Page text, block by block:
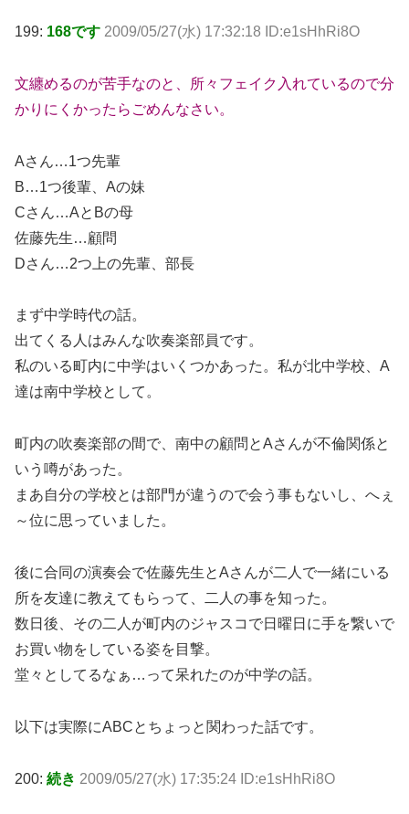
199: 168です 2009/05/27(水) 17:32:18 ID:e1sHhRi8O
文纏めるのが苦手なのと、所々フェイク入れているので分
かりにくかったらごめんなさい。
Aさん…1つ先輩
B…1つ後輩、Aの妹
Cさん…AとBの母
佐藤先生…顧問
Dさん…2つ上の先輩、部長
まず中学時代の話。
出てくる人はみんな吹奏楽部員です。
私のいる町内に中学はいくつかあった。私が北中学校、A
達は南中学校として。
町内の吹奏楽部の間で、南中の顧問とAさんが不倫関係と
いう噂があった。
まあ自分の学校とは部門が違うので会う事もないし、へぇ
～位に思っていました。
後に合同の演奏会で佐藤先生とAさんが二人で一緒にいる
所を友達に教えてもらって、二人の事を知った。
数日後、その二人が町内のジャスコで日曜日に手を繋いで
お買い物をしている姿を目撃。
堂々としてるなぁ…って呆れたのが中学の話。
以下は実際にABCとちょっと関わった話です。
200: 続き 2009/05/27(水) 17:35:24 ID:e1sHhRi8O